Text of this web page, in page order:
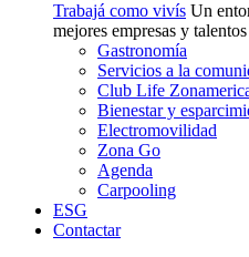
Trabajá como vivís Un
mejores empresas y talentos
Gastronomía
Servicios a la
Club Life
Bienestar y
Electromovilidad
Zona Go
Agenda
Carpooling
ESG
Contactar